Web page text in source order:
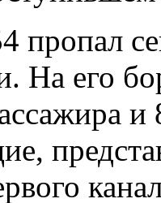
пропал
На его
и